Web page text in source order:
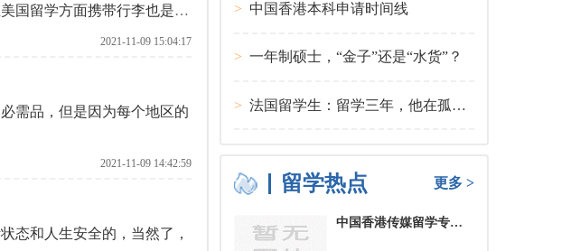
国留学方面携带行李也是有
2021-11-09 15:04:17
需品，但是因为每个地区的
2021-11-09 14:42:59
态和人生安全的，当然了，
> 中国香港本科申请时间线
> 一年制硕士，“金子”还是“水货”？
> 法国留学生：留学三年，他在孤独中找到内心的力量
留学热点 更多 >
中国香港传媒留学专业分类及申请要求